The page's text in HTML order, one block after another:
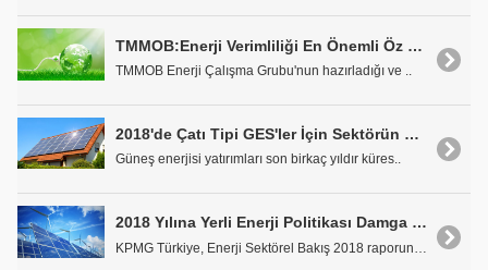
TMMOB:Enerji Verimliliği En Önemli Öz Kaynak Olmalı
TMMOB Enerji Çalışma Grubu'nun hazırladığı ve ..
2018'de Çatı Tipi GES'ler İçin Sektörün Beklentileri Neler
Güneş enerjisi yatırımları son birkaç yıldır küres..
2018 Yılına Yerli Enerji Politikası Damga Vuracak